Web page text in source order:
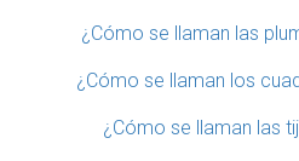
¿Cómo se llaman las
¿Cómo se llaman los
¿Cómo se llaman las